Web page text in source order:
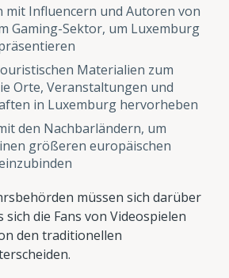
mit Influencern und Autoren von
Gaming-Sektor, um Luxemburg
Materialien zum
Orte, Veranstaltungen und
in Luxemburg hervorheben
den Nachbarländern, um
größeren europäischen
müssen sich darüber
sich die Fans von Videospielen
den traditionellen